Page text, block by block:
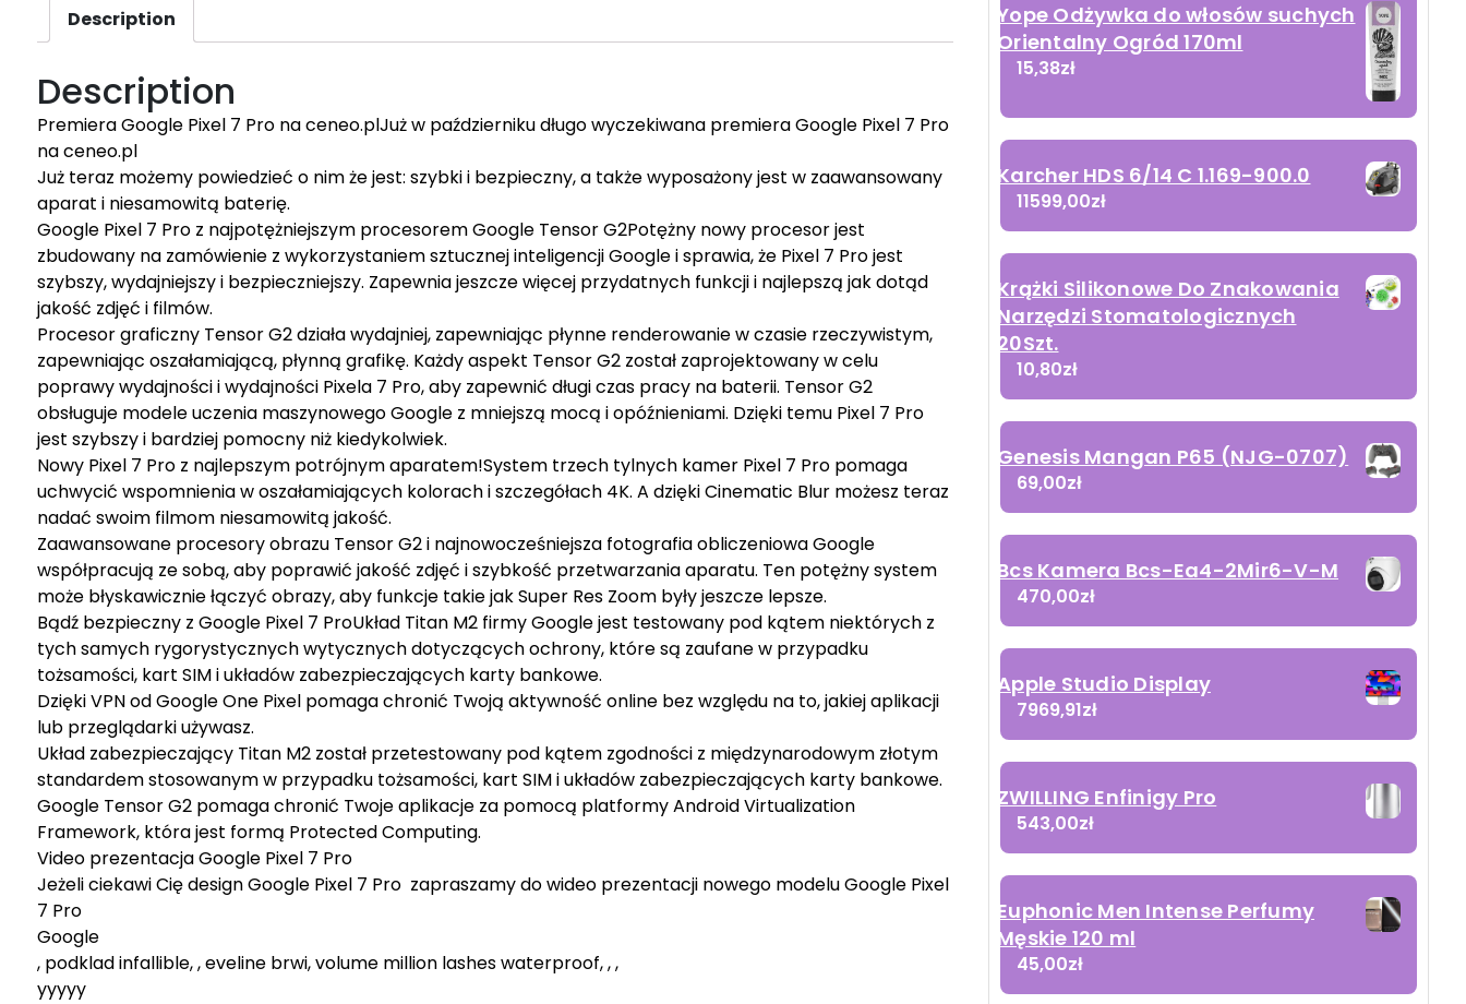
Description
Description
Premiera Google Pixel 7 Pro na ceneo.plJuż w październiku długo wyczekiwana premiera Google Pixel 7 Pro
na ceneo.pl
Już teraz możemy powiedzieć o nim że jest: szybki i bezpieczny, a także wyposażony jest w zaawansowany
aparat i niesamowitą baterię.
Google Pixel 7 Pro z najpotężniejszym procesorem Google Tensor G2Potężny nowy procesor jest
zbudowany na zamówienie z wykorzystaniem sztucznej inteligencji Google i sprawia, że ​​Pixel 7 Pro jest
szybszy, wydajniejszy i bezpieczniejszy. Zapewnia jeszcze więcej przydatnych funkcji i najlepszą jak dotąd
jakość zdjęć i filmów.
Procesor graficzny Tensor G2 działa wydajniej, zapewniając płynne renderowanie w czasie rzeczywistym,
zapewniając oszałamiającą, płynną grafikę. Każdy aspekt Tensor G2 został zaprojektowany w celu
poprawy wydajności i wydajności Pixela 7 Pro, aby zapewnić długi czas pracy na baterii. Tensor G2
obsługuje modele uczenia maszynowego Google z mniejszą mocą i opóźnieniami. Dzięki temu Pixel 7 Pro
jest szybszy i bardziej pomocny niż kiedykolwiek.
Nowy Pixel 7 Pro z najlepszym potrójnym aparatem!System trzech tylnych kamer Pixel 7 Pro pomaga
uchwycić wspomnienia w oszałamiających kolorach i szczegółach 4K. A dzięki Cinematic Blur możesz teraz
nadać swoim filmom niesamowitą jakość.
Zaawansowane procesory obrazu Tensor G2 i najnowocześniejsza fotografia obliczeniowa Google
współpracują ze sobą, aby poprawić jakość zdjęć i szybkość przetwarzania aparatu. Ten potężny system
może błyskawicznie łączyć obrazy, aby funkcje takie jak Super Res Zoom były jeszcze lepsze.
Bądź bezpieczny z Google Pixel 7 ProUkład Titan M2 firmy Google jest testowany pod kątem niektórych z
tych samych rygorystycznych wytycznych dotyczących ochrony, które są zaufane w przypadku
tożsamości, kart SIM i układów zabezpieczających karty bankowe.
Dzięki VPN od Google One Pixel pomaga chronić Twoją aktywność online bez względu na to, jakiej aplikacji
lub przeglądarki używasz.
Układ zabezpieczający Titan M2 został przetestowany pod kątem zgodności z międzynarodowym złotym
standardem stosowanym w przypadku tożsamości, kart SIM i układów zabezpieczających karty bankowe.
Google Tensor G2 pomaga chronić Twoje aplikacje za pomocą platformy Android Virtualization
Framework, która jest formą Protected Computing.
Video prezentacja Google Pixel 7 Pro
Jeżeli ciekawi Cię design Google Pixel 7 Pro zapraszamy do wideo prezentacji nowego modelu Google Pixel
7 Pro
Google
, podklad infallible, , eveline brwi, volume million lashes waterproof, , ,
yyyyy
Yope Odżywka do włosów suchych
Orientalny Ogród 170ml
15,38zł
Karcher HDS 6/14 C 1.169-900.0
11599,00zł
Krążki Silikonowe Do Znakowania
Narzędzi Stomatologicznych
20Szt.
10,80zł
Genesis Mangan P65 (NJG-0707)
69,00zł
Bcs Kamera Bcs-Ea4-2Mir6-V-M
470,00zł
Apple Studio Display
7969,91zł
ZWILLING Enfinigy Pro
543,00zł
Euphonic Men Intense Perfumy
Męskie 120 ml
45,00zł